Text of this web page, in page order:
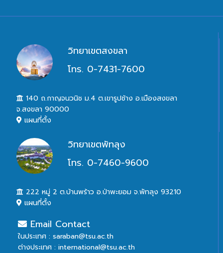
วิทยาเขตสงขลา
โทร. 0-7431-7600
140 ถ.กาญจนวนิช ม.4 ต.เขารูปช้าง อ.เมืองสงขลา
จ.สงขลา 90000
แผนที่ตั้ง
วิทยาเขตพัทลุง
โทร. 0-7460-9600
222 หมู่ 2 ต.บ้านพร้าว อ.ป่าพะยอม จ.พัทลุง 93210
แผนที่ตั้ง
Email Contact
ในประเทศ : saraban@tsu.ac.th
ต่างประเทศ : international@tsu.ac.th